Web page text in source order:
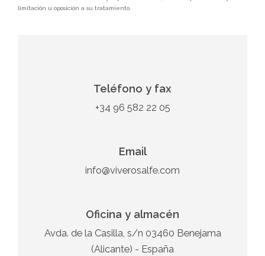
limitación u oposición a su tratamiento.
Teléfono y fax
+34 96 582 22 05
Email
info@viverosalfe.com
Oficina y almacén
Avda. de la Casilla, s/n 03460 Benejama
(Alicante) - España